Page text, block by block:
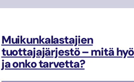
Muikunkalastajien
tuottajajärjestö – mitä
ja onko tarvetta?